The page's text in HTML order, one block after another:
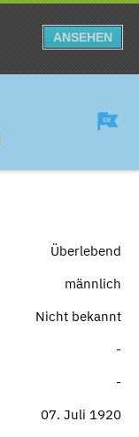
ANSEHEN
Überlebend
männlich
Nicht bekannt
-
-
07. Juli 1920